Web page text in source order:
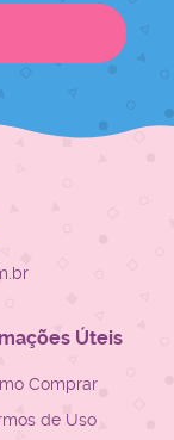
Úteis
Comprar
de Uso